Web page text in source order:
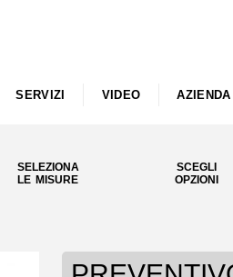
SERVIZI VIDEO AZIENDA
SELEZIONA
LE MISURE
SCEGLI
OPZIONI